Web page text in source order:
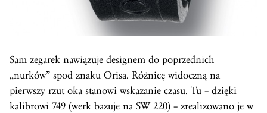
Sam zegarek nawiązuje designem do poprzednich
„nurków” spod znaku Orisa. Różnicę widoczną na
pierwszy rzut oka stanowi wskazanie czasu. Tu – dzięki
kalibrowi 749 (werk bazuje na SW 220) – zrealizowano je w